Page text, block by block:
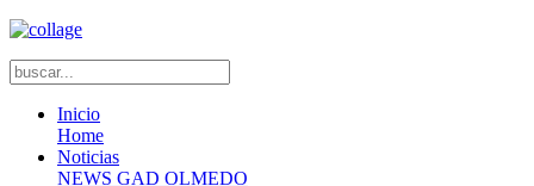
Inicio
Home
Noticias
NEWS GAD OLMEDO